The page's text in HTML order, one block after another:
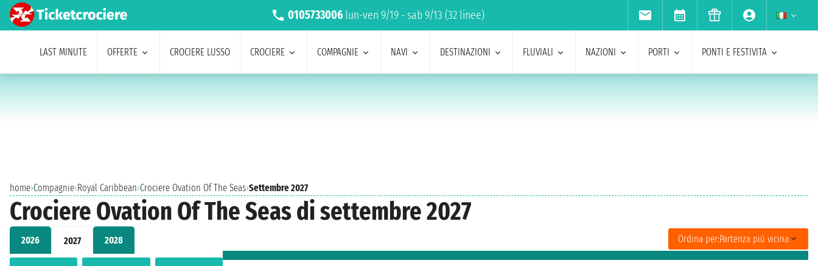
0105733006 lun-ven 9/19 - sab 9/13 (32 linee)
LAST MINUTE OFFERTE CROCIERE LUSSO CROCIERE COMPAGNIE NAVI DESTINAZIONI FLUVIALI NAZIONI PORTI PONTI E FESTIVITA
home›Compagnie›Royal Caribbean›Crociere Ovation Of The Seas›Settembre 2027
Crociere Ovation Of The Seas di settembre 2027
2026 2027 2028 Ordina per:Partenza più vicina